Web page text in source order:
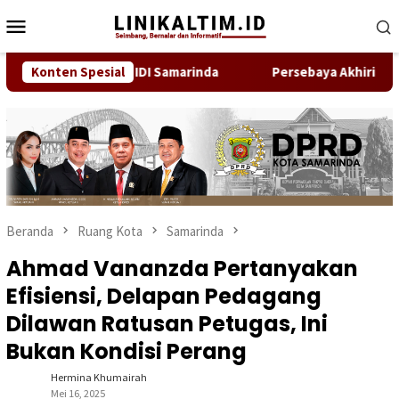
ke
kontenMobile
Konten Spesial
Anggota IDI Samarinda Persebaya Akhiri
Beranda Ruang Kota Samarinda
Ahmad Vananzda Pertanyakan
Efisiensi, Delapan Pedagang
Dilawan Ratusan Petugas, Ini
Bukan Kondisi Perang
Hermina Khumairah
Mei 16, 2025